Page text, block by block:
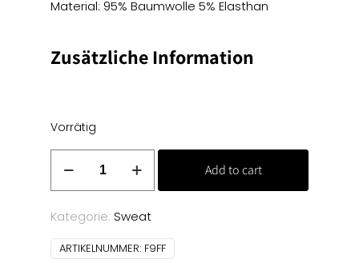
Material: 95% Baumwolle 5% Elasthan
Zusätzliche Information
Vorrätig
Jersey
-
dunkle
beere
Add to cart
Kategorie: Sweat
ARTIKELNUMMER: F9FF